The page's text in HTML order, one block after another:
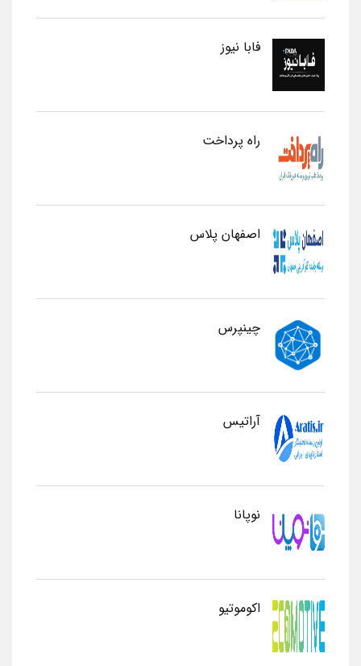
فابا نیوز
راه پرداخت
اصفهان پلاس
چینپرس
آراتیس
نوپانا
اکوموتیو